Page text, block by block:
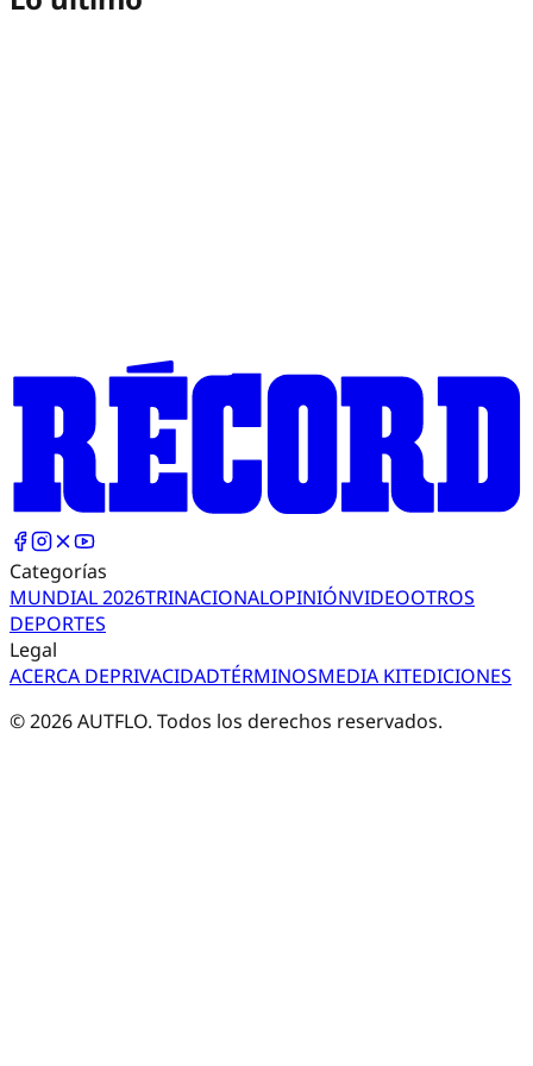
Categorías
MUNDIAL 2026TRINACIONALOPINIÓNVIDEOOTROS
DEPORTES
Legal
ACERCA DEPRIVACIDADTÉRMINOSMEDIA KITEDICIONES
©2026AUTFLO. Todos los derechos reservados.